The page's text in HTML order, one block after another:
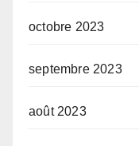
octobre 2023
septembre 2023
août 2023